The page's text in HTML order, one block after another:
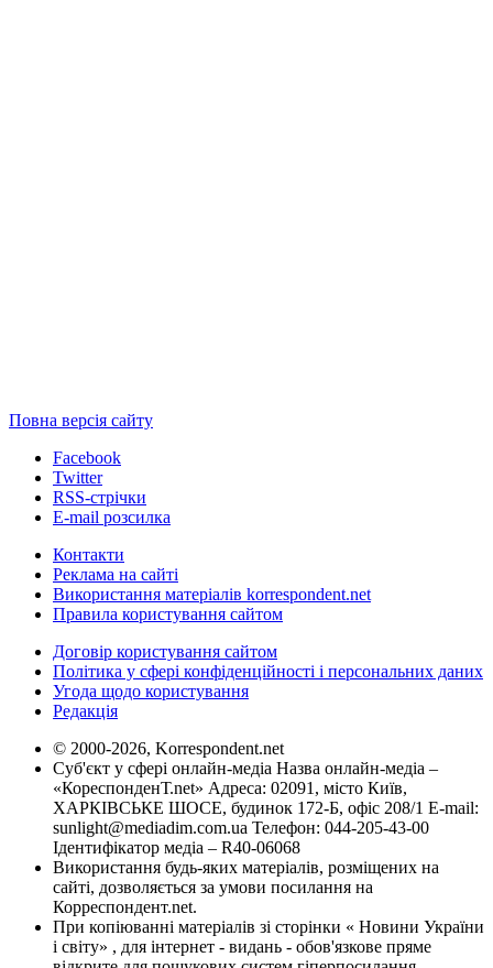
Повна версія сайту
Facebook
Twitter
RSS-стрічки
E-mail розсилка
Контакти
Реклама на сайті
Використання матеріалів korrespondent.net
Правила користування сайтом
Договір користування сайтом
Політика у сфері конфіденційності і персональних даних
Угода щодо користування
Редакція
© 2000-2026, Korrespondent.net
Суб'єкт у сфері онлайн-медіа Назва онлайн-медіа –
«КореспонденТ.net» Адреса: 02091, місто Київ,
ХАРКІВСЬКЕ ШОСЕ, будинок 172-Б, офіс 208/1 E-mail:
sunlight@mediadim.com.ua Телефон: 044-205-43-00
Ідентифікатор медіа – R40-06068
Використання будь-яких матеріалів, розміщених на
сайті, дозволяється за умови посилання на
Корреспондент.net.
При копіюванні матеріалів зі сторінки « Новини України
і світу» , для інтернет - видань - обов'язкове пряме